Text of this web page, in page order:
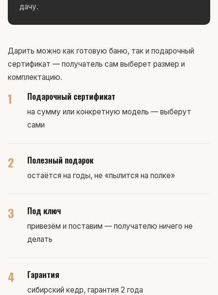
дачу.
Дарить можно как готовую баню, так и подарочный
сертификат — получатель сам выберет размер и
комплектацию.
1 Подарочный сертификат
на сумму или конкретную модель — выберут
сами
2 Полезный подарок
остаётся на годы, не «пылится на полке»
3 Под ключ
привезём и поставим — получателю ничего не
делать
4 Гарантия
сибирский кедр, гарантия 2 года